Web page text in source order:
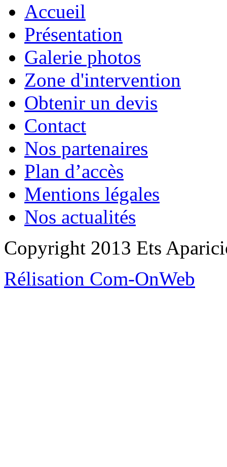
Accueil
Présentation
Galerie photos
Zone d'intervention
Obtenir un devis
Contact
Nos partenaires
Plan d’accès
Mentions légales
Nos actualités
Copyright 2013 Ets
Rélisation Com-OnWeb